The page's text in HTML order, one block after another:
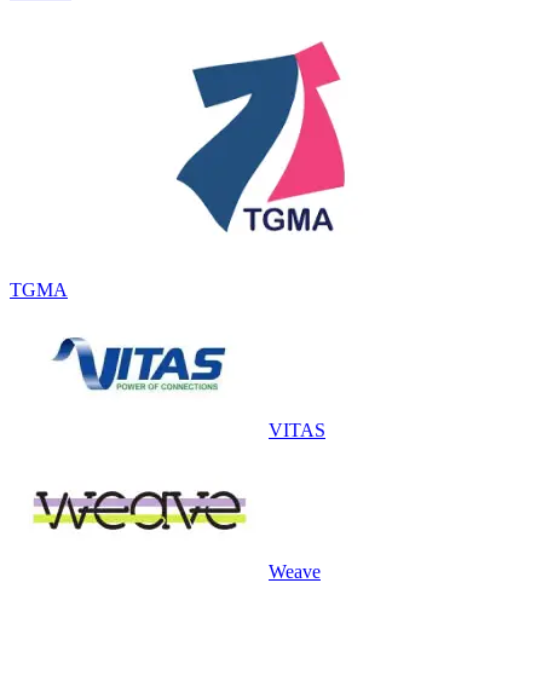
TGMA
VITAS
Weave